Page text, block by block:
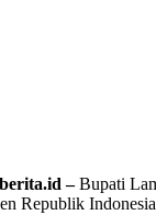
–Bupati
Republik